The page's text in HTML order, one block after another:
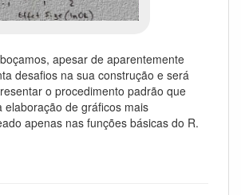
apesar de aparentemente
desafios na sua construção e será
o procedimento padrão que
elaboração de gráficos mais
apenas nas funções básicas do R.